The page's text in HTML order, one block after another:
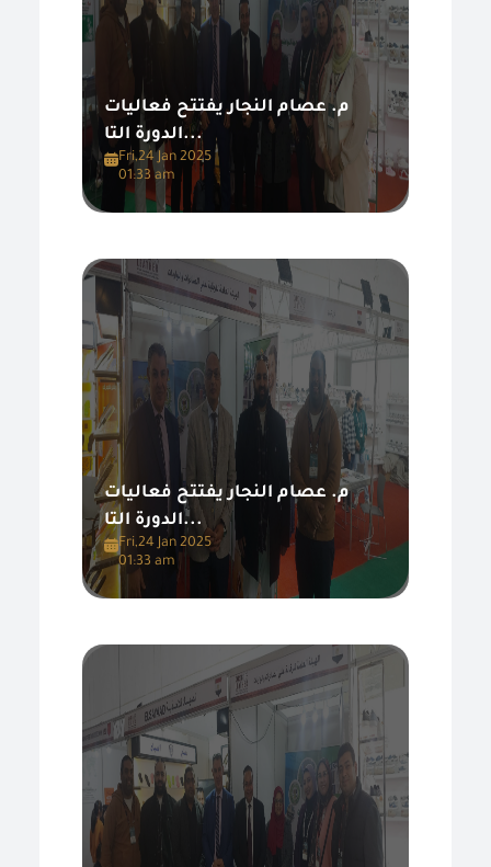
م. عصام النجار يفتتح فعاليات
الدورة التا...
Fri,24 Jan 2025
01:33 am
م. عصام النجار يفتتح فعاليات
الدورة التا...
Fri,24 Jan 2025
01:33 am